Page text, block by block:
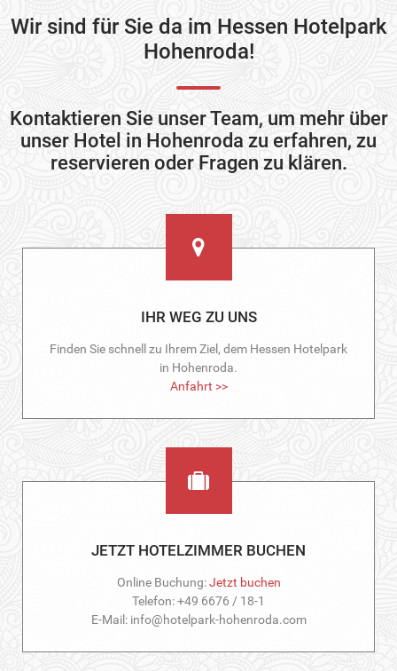
Wir sind für Sie da im Hessen Hotelpark
Hohenroda!
Kontaktieren Sie unser Team, um mehr über
unser Hotel in Hohenroda zu erfahren, zu
reservieren oder Fragen zu klären.
IHR WEG ZU UNS
Finden Sie schnell zu Ihrem Ziel, dem Hessen Hotelpark
in Hohenroda.
Anfahrt >>
JETZT HOTELZIMMER BUCHEN
Online Buchung:Jetzt buchen
Telefon: +49 6676 / 18-1
E-Mail: info@hotelpark-hohenroda.com